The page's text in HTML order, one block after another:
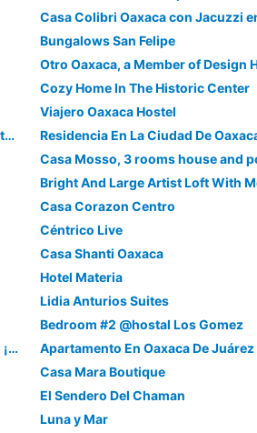
Casa Colibri Oaxaca con Jacuzzi
Bungalows San Felipe
Otro Oaxaca, a Member of Design
Cozy Home In The Historic Center
Viajero Oaxaca Hostel
Hermoso departamento en Oaxaca con estacionamiento
Residencia En La Ciudad De
Casa Mosso, 3 rooms house and
Casa Corazon Centro
Céntrico Live
Casa Shanti Oaxaca
Hotel Materia
Lidia Anturios Suites
Bedroom #2 @hostal Los Gomez
Departamento En Medio De La Naturaleza, ¡a Solo 10 Minutos Del Centro De Oaxaca!
Casa Mara Boutique
El Sendero Del Chaman
Luna y Mar